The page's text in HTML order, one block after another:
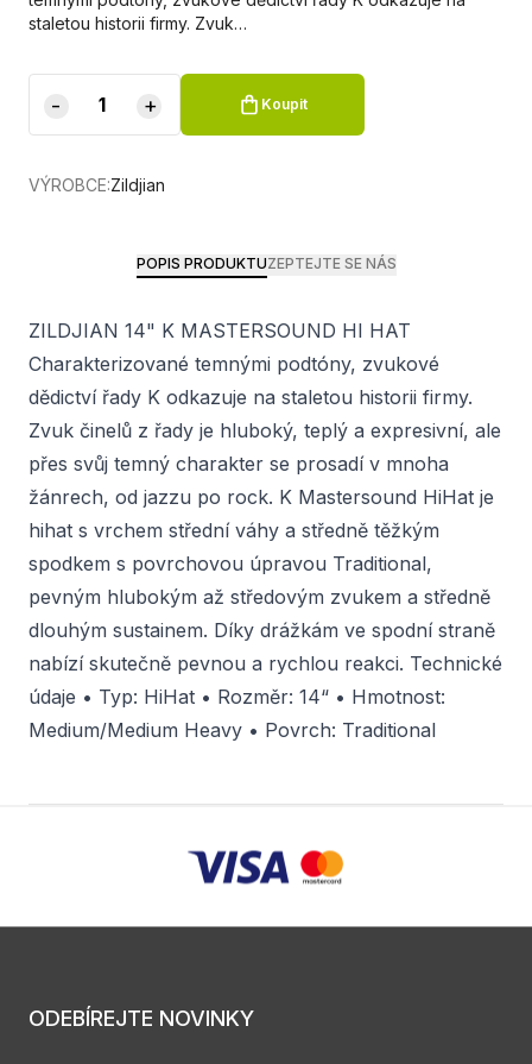
staletou historii firmy. Zvuk…
- + Koupit
VÝROBCE:Zildjian
POPIS PRODUKTUZEPTEJTE SE NÁS
ZILDJIAN 14" K MASTERSOUND HI HAT
Charakterizované temnými podtóny, zvukové
dědictví řady K odkazuje na staletou historii firmy.
Zvuk činelů z řady je hluboký, teplý a expresivní, ale
přes svůj temný charakter se prosadí v mnoha
žánrech, od jazzu po rock. K Mastersound HiHat je
hihat s vrchem střední váhy a středně těžkým
spodkem s povrchovou úpravou Traditional,
pevným hlubokým až středovým zvukem a středně
dlouhým sustainem. Díky drážkám ve spodní straně
nabízí skutečně pevnou a rychlou reakci. Technické
údaje • Typ: HiHat • Rozměr: 14“ • Hmotnost:
Medium/Medium Heavy • Povrch: Traditional
ODEBÍREJTE NOVINKY